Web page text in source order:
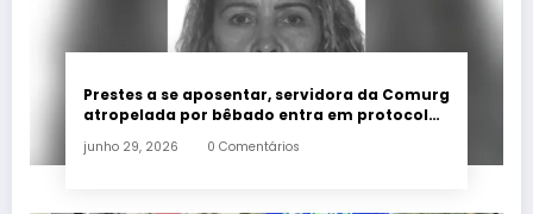
Prestes a se aposentar, servidora da Comurg
atropelada por bêbado entra em protocolo
junho 29, 2026 0 Comentários